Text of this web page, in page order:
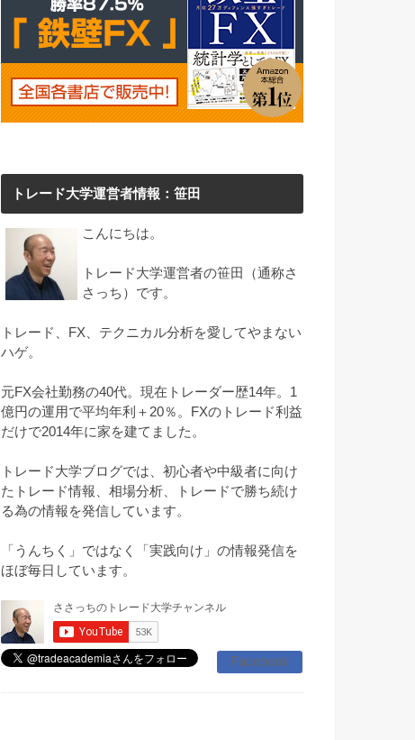
トレード大学運営者情報：笹田
こんにちは。
トレード大学運営者の笹田（通称さ
さっち）です。
トレード、FX、テクニカル分析を愛してやまない
ハゲ。
元FX会社勤務の40代。現在トレーダー歴14年。1
億円の運用で平均年利＋20％。FXのトレード利益
だけで2014年に家を建てました。
トレード大学ブログでは、初心者や中級者に向け
たトレード情報、相場分析、トレードで勝ち続け
る為の情報を発信しています。
「うんちく」ではなく「実践向け」の情報発信を
ほぼ毎日しています。
Facebook